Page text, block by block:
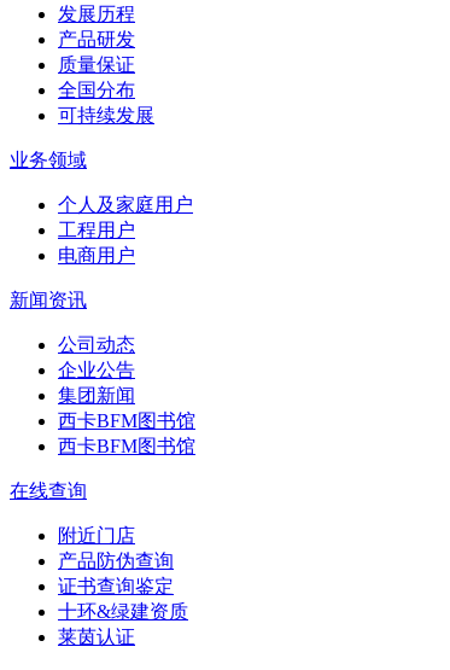
发展历程
产品研发
质量保证
全国分布
可持续发展
业务领域
个人及家庭用户
工程用户
电商用户
新闻资讯
公司动态
企业公告
集团新闻
西卡BFM图书馆
西卡BFM图书馆
在线查询
附近门店
产品防伪查询
证书查询鉴定
十环&绿建资质
莱茵认证